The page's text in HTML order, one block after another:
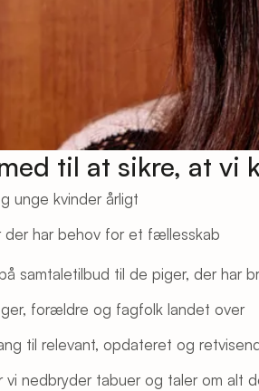
til at sikre, at vi
unge kvinder årligt
har behov for et fællesskab
samtaletilbud til de piger, der har
forældre og fagfolk landet over
til relevant, opdateret og
nedbryder tabuer og taler om alt